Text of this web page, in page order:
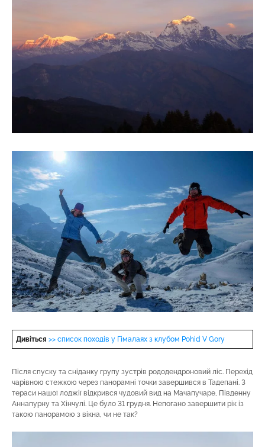
Дивіться >> список походів у Гімалаях з клубом Pohid V Gory
Після спуску та сніданку групу зустрів рододендроновий ліс. Перехід
чарівною стежкою через панорамні точки завершився в Тадепані. З
тераси нашої лоджії відкрився чудовий вид на Мачапучаре, Південну
Аннапурну та Хінчулі. Це було 31 грудня. Непогано завершити рік із
такою панорамою з вікна, чи не так?